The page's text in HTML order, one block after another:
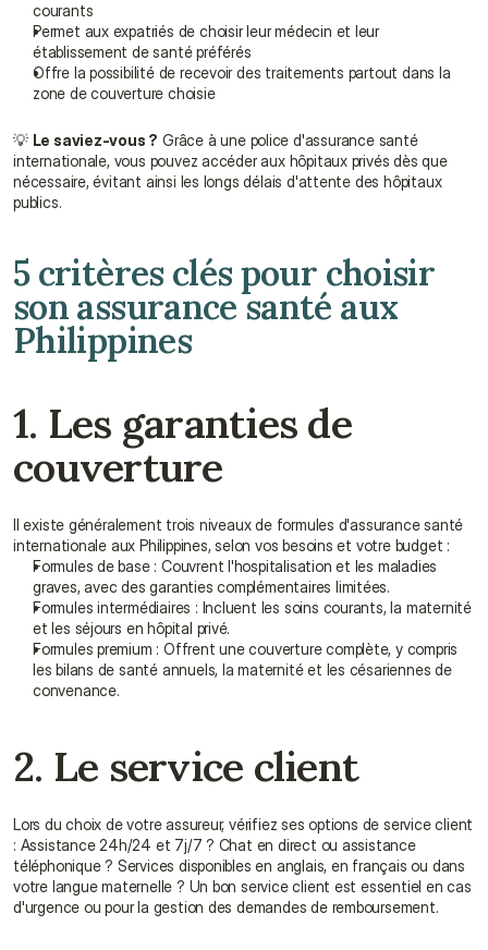
courants
Permet aux expatriés de choisir leur médecin et leur
établissement de santé préférés
Offre la possibilité de recevoir des traitements partout dans la
zone de couverture choisie
💡 Le saviez-vous ? Grâce à une police d'assurance santé
internationale, vous pouvez accéder aux hôpitaux privés dès que
nécessaire, évitant ainsi les longs délais d'attente des hôpitaux
publics.
5 critères clés pour choisir
son assurance santé aux
Philippines
1. Les garanties de
couverture
Il existe généralement trois niveaux de formules d'assurance santé
internationale aux Philippines, selon vos besoins et votre budget :
Formules de base : Couvrent l'hospitalisation et les maladies
graves, avec des garanties complémentaires limitées.
Formules intermédiaires : Incluent les soins courants, la maternité
et les séjours en hôpital privé.
Formules premium : Offrent une couverture complète, y compris
les bilans de santé annuels, la maternité et les césariennes de
convenance.
2. Le service client
Lors du choix de votre assureur, vérifiez ses options de service client
: Assistance 24h/24 et 7j/7 ? Chat en direct ou assistance
téléphonique ? Services disponibles en anglais, en français ou dans
votre langue maternelle ? Un bon service client est essentiel en cas
d'urgence ou pour la gestion des demandes de remboursement.